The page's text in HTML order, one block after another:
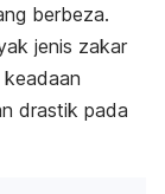
berbeza.
jenis zakar
drastik pada